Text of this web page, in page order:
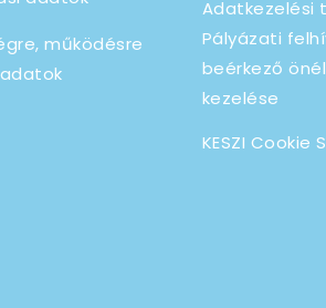
működésre
Adatkezelési
Pályázati
beérkező
kezelése
KESZI Cookie